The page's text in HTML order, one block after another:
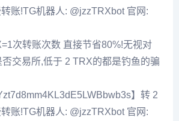
账!TG机器人: @jzzTRXbot 官网:
次转账次数 直接节省80%!无视对
交易所,低于 2 TRX的都是钓鱼的骗
】转 2
账!TG机器人: @jzzTRXbot 官网: